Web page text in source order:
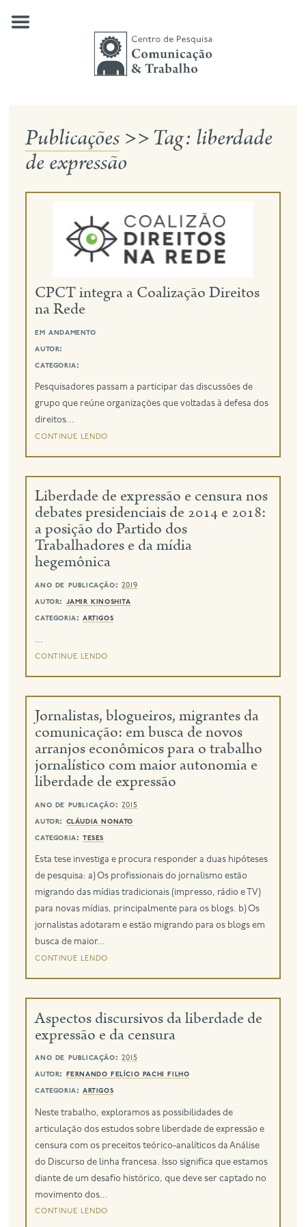
quem somos
nossas pesquisas
notícias
eventos
Publicações >>Tag: liberdade
de expressão
CPCT integra a Coalização Direitos
na Rede
em andamento
autor:
categoria:
Pesquisadores passam a participar das discussões de
grupo que reúne organizações que voltadas à defesa dos
direitos...
continue lendo
Liberdade de expressão e censura nos
debates presidenciais de 2014 e 2018:
a posição do Partido dos
Trabalhadores e da mídia
hegemônica
ano de publicação: 2019
autor: jamir kinoshita
categoria: artigos
...
continue lendo
Jornalistas, blogueiros, migrantes da
comunicação: em busca de novos
arranjos econômicos para o trabalho
jornalístico com maior autonomia e
liberdade de expressão
ano de publicação: 2015
autor: cláudia nonato
categoria: teses
Esta tese investiga e procura responder a duas hipóteses
de pesquisa: a) Os profissionais do jornalismo estão
migrando das mídias tradicionais (impresso, rádio e TV)
para novas mídias, principalmente para os blogs. b) Os
jornalistas adotaram e estão migrando para os blogs em
busca de maior...
continue lendo
Aspectos discursivos da liberdade de
expressão e da censura
ano de publicação: 2015
autor: fernando felício pachi filho
categoria: artigos
Neste trabalho, exploramos as possibilidades de
articulação dos estudos sobre liberdade de expressão e
censura com os preceitos teórico-analíticos da Análise
do Discurso de linha francesa. Isso significa que estamos
diante de um desafio histórico, que deve ser captado no
movimento dos...
continue lendo